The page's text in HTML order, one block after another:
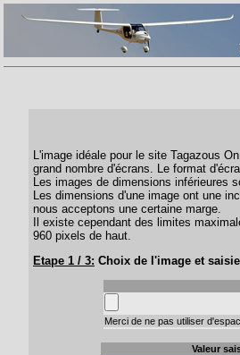
L'image idéale pour le site Tagazous
grand nombre d'écrans. Le format
Les images de dimensions inférieures
Les dimensions d'une image ont une
nous acceptons une certaine marge.
Il existe cependant des limites
960 pixels de haut.
Etape 1 / 3: Choix de l'image et
Merci de ne pas utiliser
Valeur